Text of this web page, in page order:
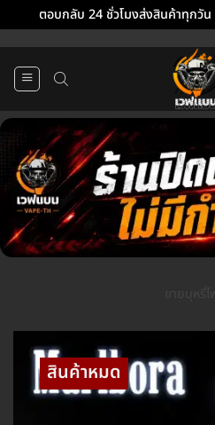
ตอบกลับ 24 ชั่วโมงส่งสินค้าทุกวั